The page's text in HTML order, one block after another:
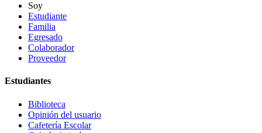
Soy
Estudiante
Familia
Egresado
Colaborador
Proveedor
Estudiantes
Biblioteca
Opinión del usuario
Cafetería Escolar